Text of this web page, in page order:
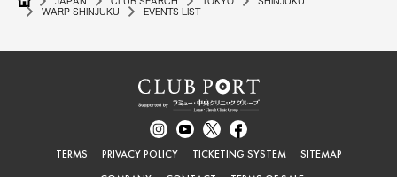
WARP SHINJUKU
EVENTS LIST
TERMS PRIVACY POLICY TICKETING SYSTEM
SITEMAP